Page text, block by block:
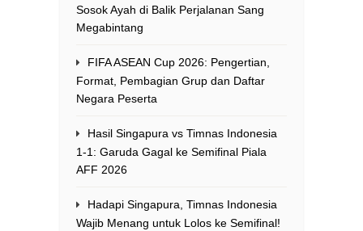
Sosok Ayah di Balik Perjalanan Sang
Megabintang
FIFA ASEAN Cup 2026: Pengertian,
Format, Pembagian Grup dan Daftar
Negara Peserta
Hasil Singapura vs Timnas Indonesia
1-1: Garuda Gagal ke Semifinal Piala
AFF 2026
Hadapi Singapura, Timnas Indonesia
Wajib Menang untuk Lolos ke Semifinal!